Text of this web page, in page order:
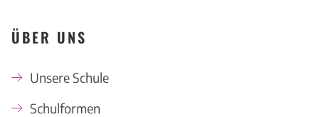
ÜBER UNS
Unsere Schule
Schulformen